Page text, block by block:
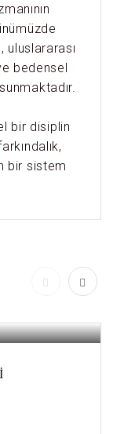
uluslararası
bedensel
bir disiplin
bir sistem